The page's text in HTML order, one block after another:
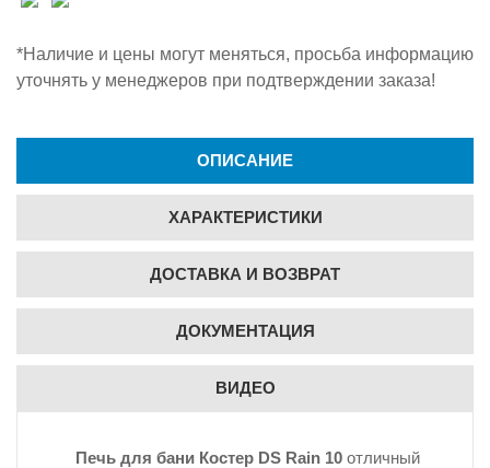
*Наличие и цены могут меняться, просьба информацию
уточнять у менеджеров при подтверждении заказа!
ОПИСАНИЕ
ХАРАКТЕРИСТИКИ
ДОСТАВКА И ВОЗВРАТ
ДОКУМЕНТАЦИЯ
ВИДЕО
Печь для бани Костер DS Rain 10отличный